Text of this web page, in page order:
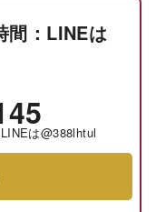
間：LINEは
は@388lhtul